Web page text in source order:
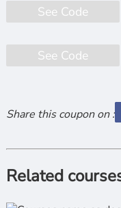
See Code
See Code
Share this coupon on :
Related